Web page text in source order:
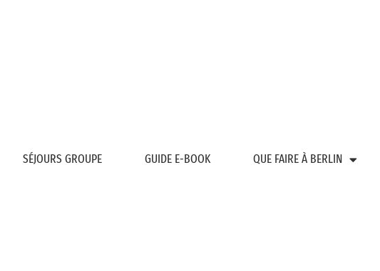
SÉJOURS GROUPE GUIDE E-BOOK QUE FAIRE À BERLIN